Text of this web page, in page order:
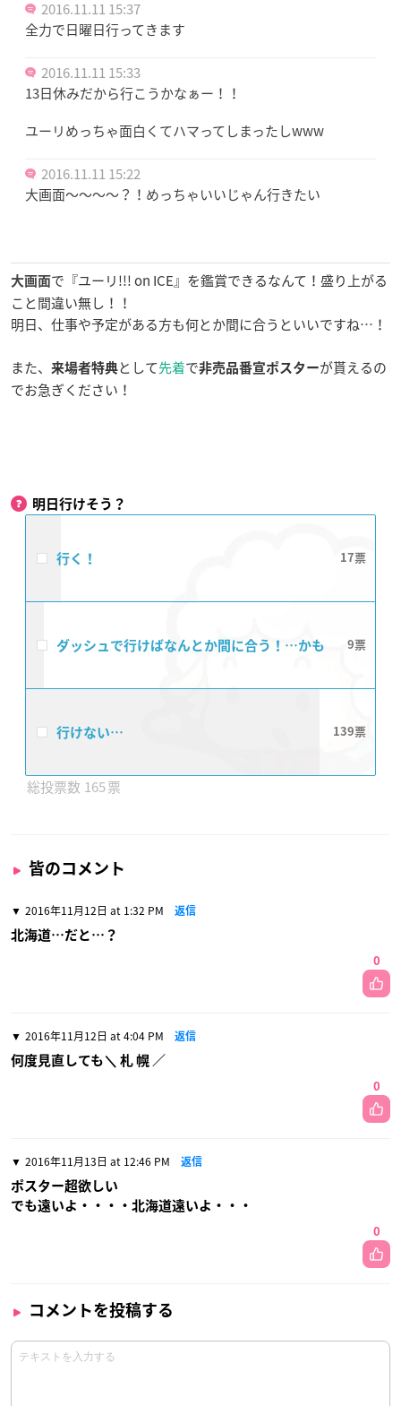
2016.11.11 15:37
全力で日曜日行ってきます
2016.11.11 15:33
13日休みだから行こうかなぁー！！
ユーリめっちゃ面白くてハマってしまったしwww
2016.11.11 15:22
大画面〜〜〜〜？！めっちゃいいじゃん行きたい
大画面で『ユーリ!!! on ICE』を鑑賞できるなんて！盛り上がる
こと間違い無し！！
明日、仕事や予定がある方も何とか間に合うといいですね…！
また、 来場者特典として先着で非売品番宣ポスターが貰えるの
でお急ぎください！
明日行けそう？
行く！ 17
ダッシュで行けばなんとか間に合う！…かも 9
行けない… 139
165
皆のコメント
2016年11月12日 at 1:32 PM 返信
北海道…だと…？
0
2016年11月12日 at 4:04 PM 返信
何度見直しても＼ 札 幌 ／
0
2016年11月13日 at 12:46 PM 返信
ポスター超欲しい
でも遠いよ・・・・北海道遠いよ・・・
0
コメントを投稿する